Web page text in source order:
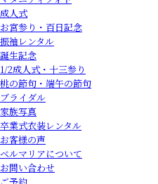
成人式
お宮参り・百日記念
振袖レンタル
誕生記念
1/2成人式・十三参り
桃の節句・端午の節句
ブライダル
家族写真
卒業式衣装レンタル
お客様の声
ベルマリアについて
お問い合わせ